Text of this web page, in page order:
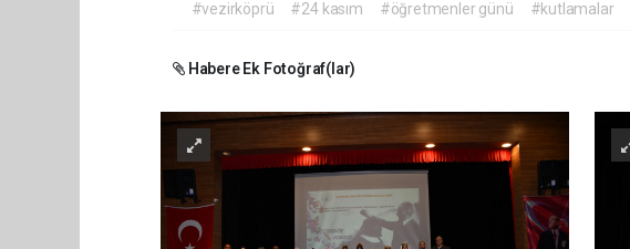
#vezirköprü #24 kasım #öğretmenler günü #kutlamalar
Habere Ek Fotoğraf(lar)